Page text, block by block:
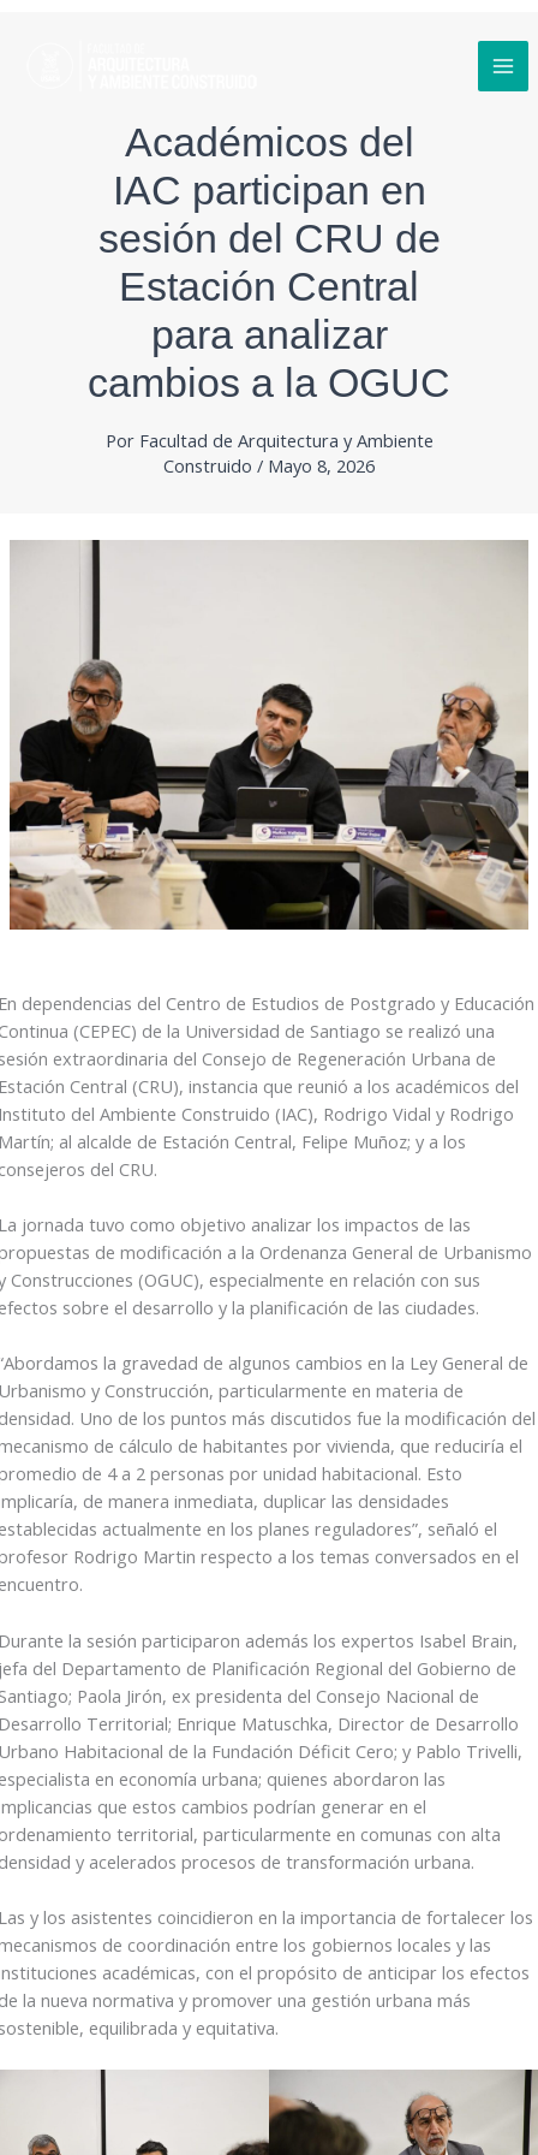
Académicos del
IAC participan en
sesión del CRU de
Estación Central
para analizar
cambios a la OGUC
Por Facultad de Arquitectura y Ambiente
Construido / Mayo 8, 2026
dependencias del Centro de Estudios de Postgrado y Educación
(CEPEC) de la Universidad de Santiago se realizó una
extraordinaria del Consejo de Regeneración Urbana de
Central (CRU), instancia que reunió a los académicos del
del Ambiente Construido (IAC), Rodrigo Vidal y Rodrigo
al alcalde de Estación Central, Felipe Muñoz; y a los
del CRU.
jornada tuvo como objetivo analizar los impactos de las
de modificación a la Ordenanza General de Urbanismo
Construcciones (OGUC), especialmente en relación con sus
sobre el desarrollo y la planificación de las ciudades.
la gravedad de algunos cambios en la Ley General de
y Construcción, particularmente en materia de
Uno de los puntos más discutidos fue la modificación del
de cálculo de habitantes por vivienda, que reduciría el
de 4 a 2 personas por unidad habitacional. Esto
de manera inmediata, duplicar las densidades
actualmente en los planes reguladores”, señaló el
Rodrigo Martin respecto a los temas conversados en el
la sesión participaron además los expertos Isabel Brain,
del Departamento de Planificación Regional del Gobierno de
Paola Jirón, ex presidenta del Consejo Nacional de
Territorial; Enrique Matuschka, Director de Desarrollo
Habitacional de la Fundación Déficit Cero; y Pablo Trivelli,
en economía urbana; quienes abordaron las
que estos cambios podrían generar en el
territorial, particularmente en comunas con alta
y acelerados procesos de transformación urbana.
y los asistentes coincidieron en la importancia de fortalecer los
de coordinación entre los gobiernos locales y las
académicas, con el propósito de anticipar los efectos
la nueva normativa y promover una gestión urbana más
equilibrada y equitativa.